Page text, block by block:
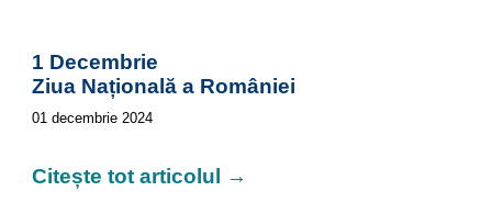
1 Decembrie
Ziua Națională a României
01 decembrie 2024
Citește tot articolul →